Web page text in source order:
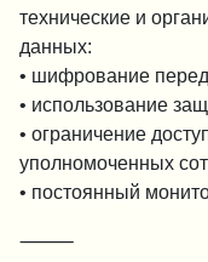
технические и
данных:
• шифрование
• использование
• ограничение
уполномоченных
• постоянный
⸻